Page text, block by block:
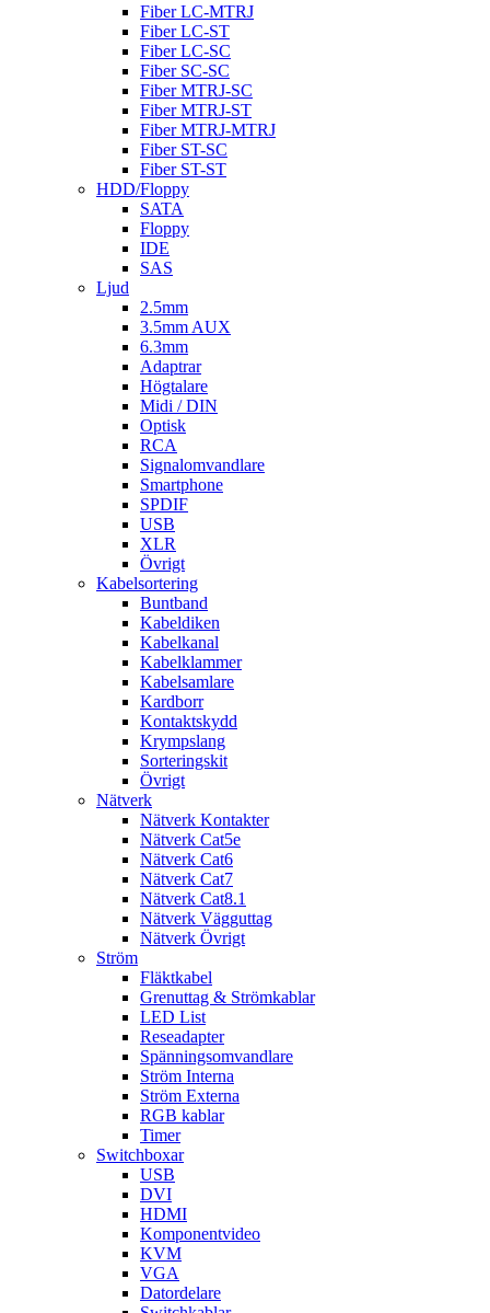
Fiber LC-MTRJ
Fiber LC-ST
Fiber LC-SC
Fiber SC-SC
Fiber MTRJ-SC
Fiber MTRJ-ST
Fiber MTRJ-MTRJ
Fiber ST-SC
Fiber ST-ST
HDD/Floppy
SATA
Floppy
IDE
SAS
Ljud
2.5mm
3.5mm AUX
6.3mm
Adaptrar
Högtalare
Midi / DIN
Optisk
RCA
Signalomvandlare
Smartphone
SPDIF
USB
XLR
Övrigt
Kabelsortering
Buntband
Kabeldiken
Kabelkanal
Kabelklammer
Kabelsamlare
Kardborr
Kontaktskydd
Krympslang
Sorteringskit
Övrigt
Nätverk
Nätverk Kontakter
Nätverk Cat5e
Nätverk Cat6
Nätverk Cat7
Nätverk Cat8.1
Nätverk Vägguttag
Nätverk Övrigt
Ström
Fläktkabel
Grenuttag & Strömkablar
LED List
Reseadapter
Spänningsomvandlare
Ström Interna
Ström Externa
RGB kablar
Timer
Switchboxar
USB
DVI
HDMI
Komponentvideo
KVM
VGA
Datordelare